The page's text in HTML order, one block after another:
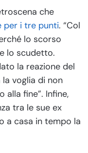
che
per i tre punti. “Col
lo scorso
lo scudetto.
la reazione del
voglia di non
alla fine”. Infine,
tra le sue ex
a casa in tempo la